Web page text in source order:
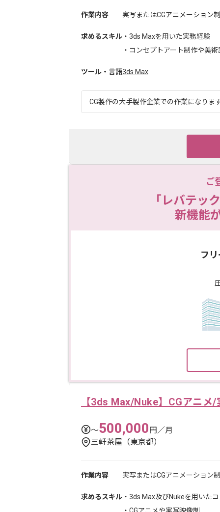
作業内容 実写またはCGアニメーション
求めるスキル ・3ds Maxを用いた実務経験
・コンセプトアート制作や美
ツール・言語3ds Max
CG製作の大手製作企業での作業になりま
ご
「レバテッ
新機能
フ
【3ds Max/Nuke】CGアニ
〜500,000円／月
三軒茶屋（東京都）
作業内容 実写またはCGアニメーション
求めるスキル ・3ds Max及びNukeを用いた